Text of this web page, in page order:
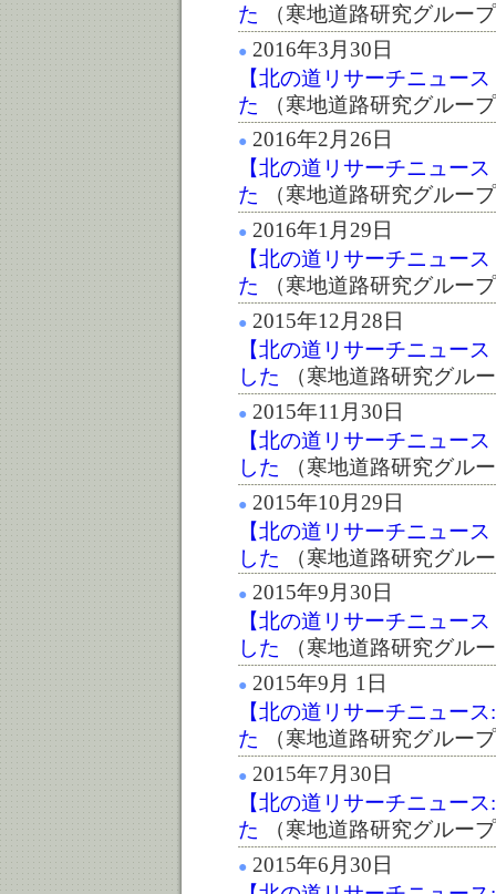
た （寒地道路研究グルー
● 2016年3月30日
【北の道リサーチニュー
た （寒地道路研究グルー
● 2016年2月26日
【北の道リサーチニュー
た （寒地道路研究グルー
● 2016年1月29日
【北の道リサーチニュー
た （寒地道路研究グルー
● 2015年12月28日
【北の道リサーチニュー
した （寒地道路研究グル
● 2015年11月30日
【北の道リサーチニュー
した （寒地道路研究グル
● 2015年10月29日
【北の道リサーチニュー
した （寒地道路研究グル
● 2015年9月30日
【北の道リサーチニュー
した （寒地道路研究グル
● 2015年9月 1日
【北の道リサーチニュー
た （寒地道路研究グルー
● 2015年7月30日
【北の道リサーチニュー
た （寒地道路研究グルー
● 2015年6月30日